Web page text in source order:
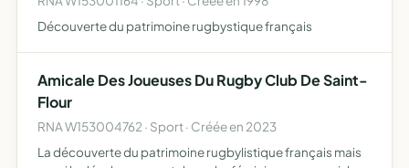
Découverte du patrimoine rugbystique français
Amicale Des Joueuses Du Rugby Club De Saint-
Flour
RNA W153004762 · Sport · Créée en 2023
La découverte du patrimoine rugbylistique français mais